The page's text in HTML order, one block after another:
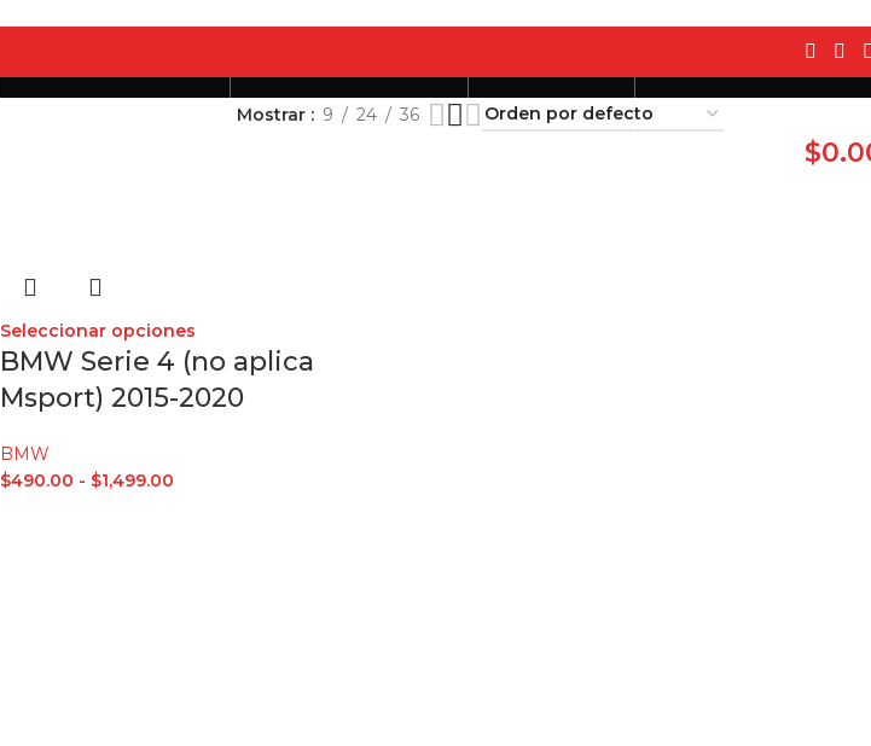
$
Mostrar 9 24 36
Seleccionar opciones
BMW Serie 4 (no aplica
Msport) 2015-2020
BMW
$490.00 - $1,499.00